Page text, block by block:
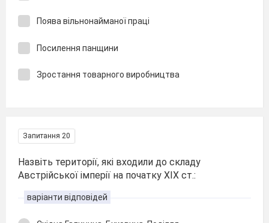
Поява вільнонайманої праці
Посилення панщини
Зростання товарного виробництва
Запитання 20
Назвіть території, які входили до складу
Австрійської імперії на початку XIX ст.:
варіанти відповідей